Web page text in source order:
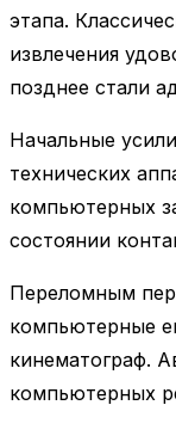
этапа.
извлечения
позднее стали
Начальные
технических
компьютерных
состоянии
Переломным
компьютерные
кинематограф.
компьютерных